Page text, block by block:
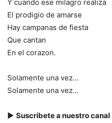
Y cuando ese milagro realiza
El prodigio de amarse
Hay campanas de fiesta
Que cantan
En el corazon.
Solamente una vez…
Solamente una vez…
▶️ Suscríbete a nuestro canal